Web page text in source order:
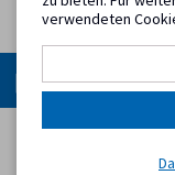
Kundeninformation
verwendeten